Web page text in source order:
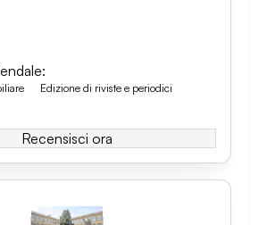
:
Edizione di riviste e periodici
Recensisci ora